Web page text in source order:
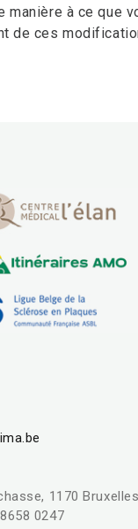
manière à ce que
de ces
1170 Bruxelles
0247